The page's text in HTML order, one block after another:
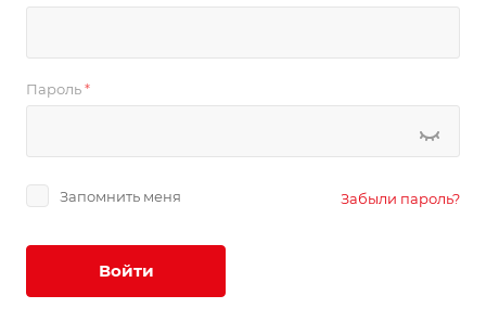
Пароль*
Запомнить меня Забыли пароль?
Войти